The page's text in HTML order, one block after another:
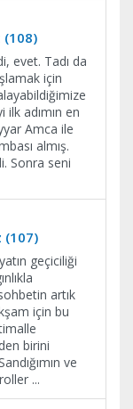
evet. Tadı da
için
ilk adımın en
Amca ile
almış.
Sonra seni
(107)
geçiciliği
artık
için bu
birini
ve
...